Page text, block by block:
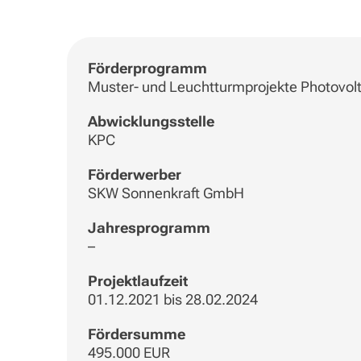
Förderprogramm
Muster- und Leuchtturmprojekte
Abwicklungsstelle
KPC
Förderwerber
SKW Sonnenkraft GmbH
Jahresprogramm
–
Projektlaufzeit
01.12.2021 bis 28.02.2024
Fördersumme
495.000 EUR